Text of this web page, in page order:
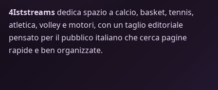
4Iststreamsdedica spazio a calcio, basket, tennis,
atletica, volley e motori, con un taglio editoriale
pensato per il pubblico italiano che cerca pagine
rapide e ben organizzate.